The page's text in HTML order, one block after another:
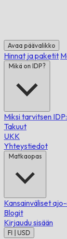
Avaa päävalikko
Hinnat ja paketit
Mikä on IDP?
Miksi tarvitsen
Takuut
UKK
Yhteystiedot
Matkaopas
Kansainväliset
Blogit
Kirjaudu sisään
FI | USD